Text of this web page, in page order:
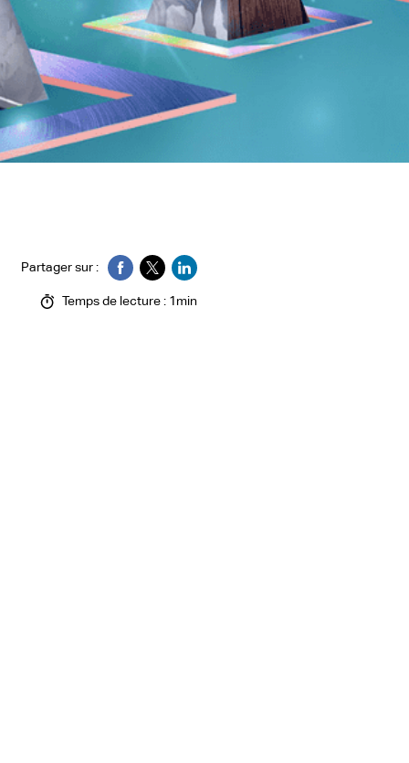
Partager sur :
Temps de lecture : 1min